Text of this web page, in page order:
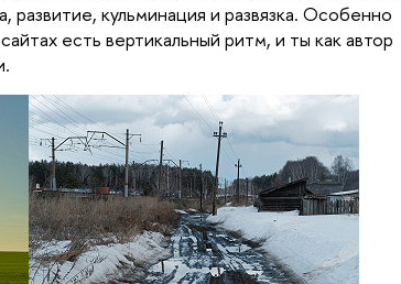
развитие, кульминация и развязка. Особенно
есть вертикальный ритм, и ты как автор